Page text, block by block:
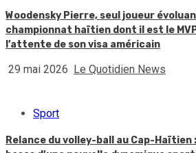
Woodensky Pierre, seul joueur
championnat haïtien dont il est le
l’attente de son visa américain
29 mai 2026 Le Quotidien News
Sport
Relance du volley-ball au Cap-Haïtien :